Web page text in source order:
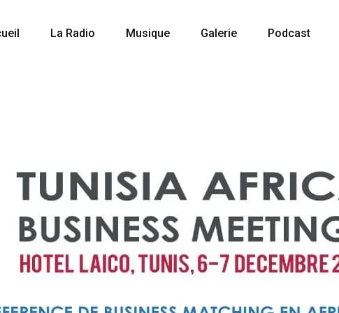
La Radio Musique Galerie Podcast